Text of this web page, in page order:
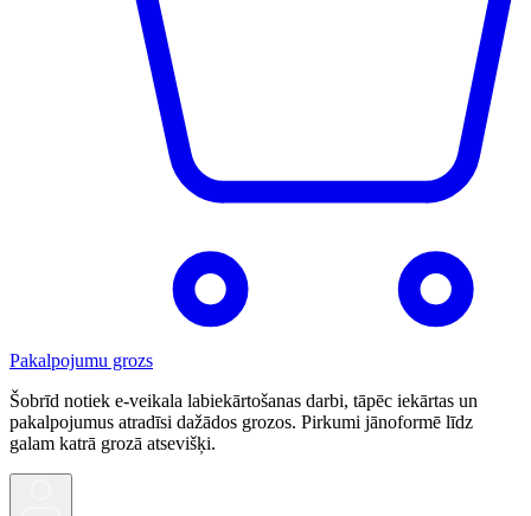
Pakalpojumu grozs
Šobrīd notiek e-veikala labiekārtošanas darbi, tāpēc iekārtas un
pakalpojumus atradīsi dažādos grozos. Pirkumi jānoformē līdz
galam katrā grozā atsevišķi.